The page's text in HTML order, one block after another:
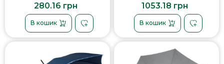
280.16 грн
В кошик
1053.18 грн
В кошик